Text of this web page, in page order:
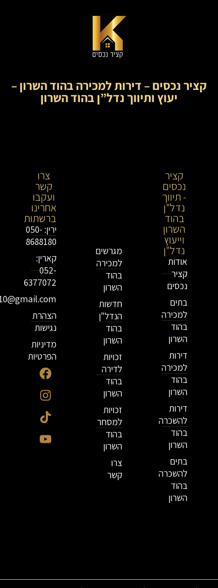
קציר נכסים – דירות למכירה בהוד השרון –
יעוץ ותיווך נדל”ן בהוד השרון
קציר
נכסים
- תיווך
נדל"ן
בהוד
השרון
וייעוץ
נדל"ן
אודות
קציר
נכסים
בתים
למכירה
בהוד
השרון
דירות
למכירה
בהוד
השרון
דירות
להשכרה
בהוד
השרון
בתים
להשכרה
בהוד
השרון
מגרשים
למכירה
בהוד
השרון
חדשות
הנדל"ן
בהוד
השרון
זכויות
לדירה
בהוד
השרון
זכויות
למסחר
בהוד
השרון
צרו
קשר
צרו
קשר
ועקבו
אחרינו
ברשתות
ירין: 050-
8688180
קארין:
052-
6377072
הצהרת
נגישות
מדיניות
הפרטיות